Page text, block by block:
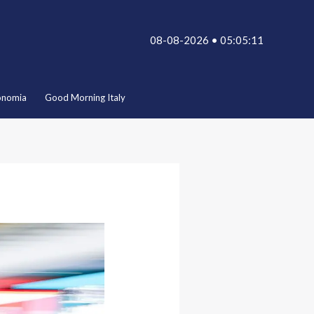
08-08-2026 • 05:05:11
Good Morning Italy